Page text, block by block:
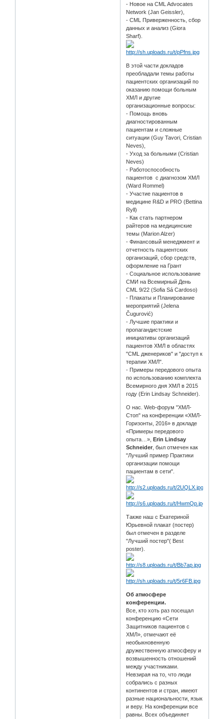
- Новое на CML Advocates
Network (Jan Geissler),
- CML Приверженность, сбор
данных и анализ (Giora
Sharf).
В этой части докладов
преобладали темы работы
пациентских организаций по
оказанию помощи больным
ХМЛ и другие
организационные вопросы:
- Помощь вновь
диагностированным
пациентам и сложные
ситуации (Guy Tavori, Cristian
Neves),
- Уход за больными (Cristian
Neves)
- Работоспособность
пациентов с диагнозом ХМЛ
(Ward Rommel)
- Участие пациентов в
медицине R&D и PRO (Bettina
Ryll)
- Как стать партнером
райтеров на медицинские
темы (Marion Alzer)
- Финансовый менеджмент и
отчетность пациентских
организаций, сбор средств,
оформление на Грант
- Социальное использование
СМИ на Всемирный День
CML 9/22 (Sofia Sá Cardoso)
- Плакаты и Планирование
мероприятий (Jelena
Čugurović)
- Лучшие практики и
пропагандистские
инициативы организаций
пациентов ХМЛ в областях
"CML дженериков" и "доступ к
терапии ХМЛ".
- Примеры передового опыта
по использованию комплекта
Всемирного дня ХМЛ в 2015
году (Erin Lindsay Schneider).
О нас. Web-форум "ХМЛ-
Стоп" на конференции «ХМЛ-
Горизонты, 2016» в докладе
«Примеры передового
опыта…»,Erin Lindsay
Schneider , был отмечен как
"Лучший пример Практики
организации помощи
пациентам в сети".
Также наш с Екатериной
Юрьевной плакат (постер)
был отмечен в разделе
"Лучший постер"( Best
poster).
Об атмосфере
конференции.
Все, кто хоть раз посещал
конференцию «Сети
Защитников пациентов с
ХМЛ», отмечают её
необыкновенную
дружественную атмосферу и
возвышенность отношений
между участниками.
Невзирая на то, что люди
собрались с разных
континентов и стран, имеют
разные национальности, язык
и веру. На конференции все
равны. Всех объединяет